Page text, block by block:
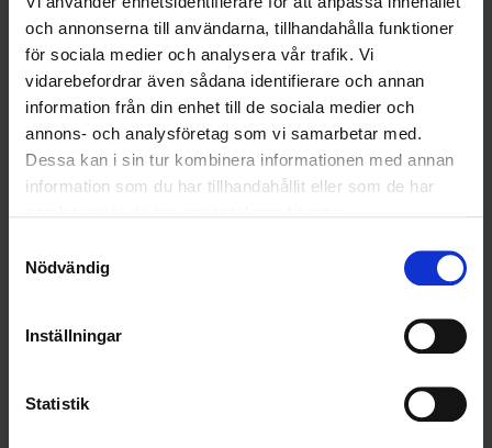
och annonserna till användarna, tillhandahålla funktioner
för sociala medier och analysera vår trafik. Vi
vidarebefordrar även sådana identifierare och annan
information från din enhet till de sociala medier och
annons- och analysföretag som vi samarbetar med.
Dessa kan i sin tur kombinera informationen med annan
information som du har tillhandahållit eller som de har
Nödvändig
Inställningar
Statistik
OHLSSONSKOLLEGOR
RENHÅLLNING
SAMARBETEN
SOCIALT ANSVAR